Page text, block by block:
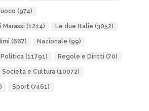
(974)
(1214) Le due Italie (3052)
(667) Nazionale (99)
Politica(11791) Regole e Diritti (70)
Società e Cultura(10072)
Sport(7461)